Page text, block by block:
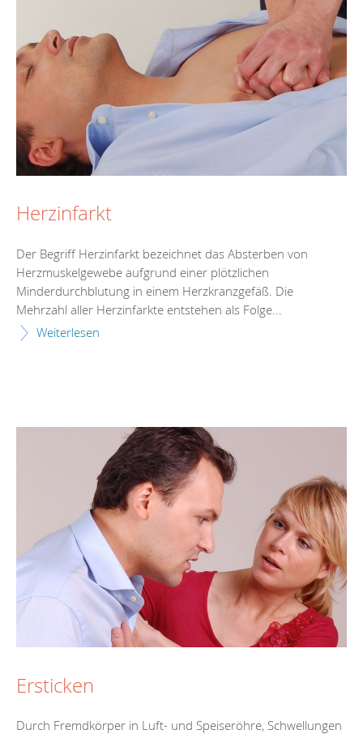
Herzinfarkt
Der Begriff Herzinfarkt bezeichnet das Absterben von
Herzmuskelgewebe aufgrund einer plötzlichen
Minderdurchblutung in einem Herzkranzgefäß. Die
Mehrzahl aller Herzinfarkte entstehen als Folge...
Weiterlesen
Ersticken
Durch Fremdkörper in Luft- und Speiseröhre, Schwellungen